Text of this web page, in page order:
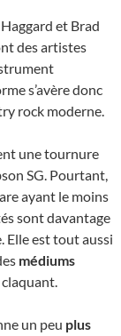
et Brad
des artistes
s’avère donc
rock moderne.
une tournure
SG. Pourtant,
ayant le moins
sont davantage
Elle est tout aussi
médiums
un peu plus